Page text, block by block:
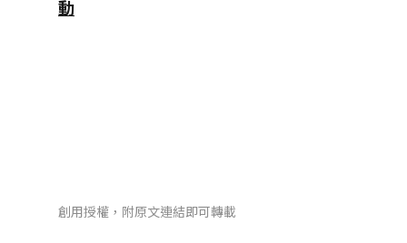
動
創用授權，附原文連結即可轉載